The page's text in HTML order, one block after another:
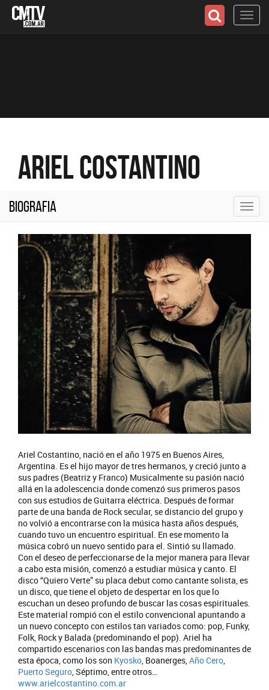
Ariel Costantino
Biografia
Ariel Costantino, nació en el año 1975 en Buenos Aires,
Argentina. Es el hijo mayor de tres hermanos, y creció junto a
sus padres (Beatriz y Franco) Musicalmente su pasión nació
allá en la adolescencia donde comenzó sus primeros pasos
con sus estudios de Guitarra eléctrica. Después de formar
parte de una banda de Rock secular, se distancio del grupo y
no volvió a encontrarse con la música hasta años después,
cuando tuvo un encuentro espiritual. En ese momento la
música cobró un nuevo sentido para el. Sintió su llamado.
Con el deseo de perfeccionarse de la mejor manera para llevar
a cabo esta misión, comenzó a estudiar música y canto. El
disco “Quiero Verte” su placa debut como cantante solista, es
un disco, que tiene el objeto de despertar en los que lo
escuchan un deseo profundo de buscar las cosas espirituales.
Este material rompió con el estilo convencional apuntando a
un nuevo concepto con estilos tan variados como: pop, Funky,
Folk, Rock y Balada (predominando el pop). Ariel ha
compartido escenarios con las bandas mas predominantes de
esta época, como los son Kyosko, Boanerges,Año Cero,
Puerto Seguro, Séptimo, entre otros…
www.arielcostantino.com.ar